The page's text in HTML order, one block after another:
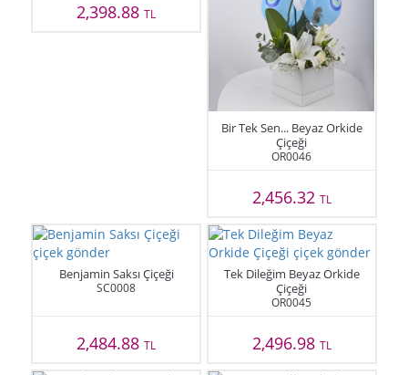
2,398.88TL
Bir Tek Sen... Beyaz Orkide
Çiçeği
OR0046
2,456.32 TL
Benjamin Saksı Çiçeği
SC0008
2,484.88TL
Tek Dileğim Beyaz Orkide
Çiçeği
OR0045
2,496.98 TL